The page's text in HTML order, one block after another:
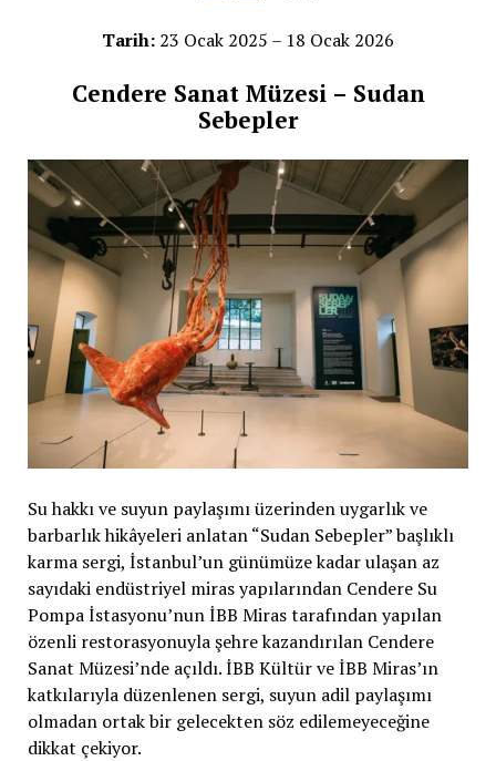
Tarih: 23 Ocak 2025 – 18 Ocak 2026
Cendere Sanat Müzesi – Sudan
Sebepler
Su hakkı ve suyun paylaşımı üzerinden uygarlık ve
barbarlık hikâyeleri anlatan “Sudan Sebepler” başlıklı
karma sergi, İstanbul’un günümüze kadar ulaşan az
sayıdaki endüstriyel miras yapılarından Cendere Su
Pompa İstasyonu’nun İBB Miras tarafından yapılan
özenli restorasyonuyla şehre kazandırılan Cendere
Sanat Müzesi’nde açıldı. İBB Kültür ve İBB Miras’ın
katkılarıyla düzenlenen sergi, suyun adil paylaşımı
olmadan ortak bir gelecekten söz edilemeyeceğine
dikkat çekiyor.